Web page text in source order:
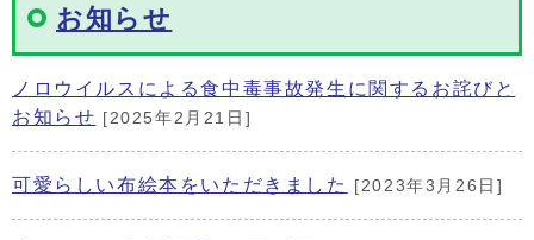
お知らせ
ノロウイルスによる食中毒事故発生に関するお詫びと
お知らせ [2025年2月21日]
可愛らしい布絵本をいただきました [2023年3月26日]